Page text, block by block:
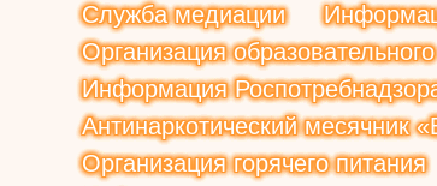
Служба медиации
Организация
Информация
Антинаркотический месячник
Организация горячего питания